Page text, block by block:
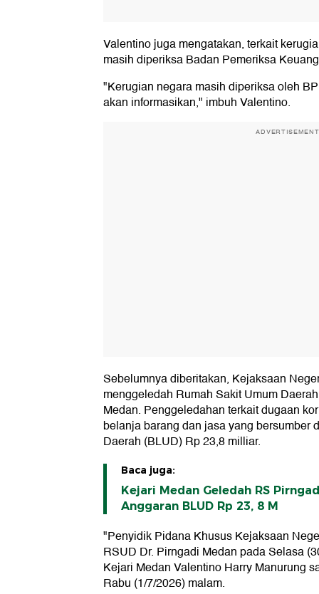
Valentino juga mengatakan, terkait
masih diperiksa Badan Pemeriksa
"Kerugian negara masih diperiksa oleh
akan informasikan," imbuh Valentino.
ADVERTISEMENT
Sebelumnya diberitakan, Kejaksaan
menggeledah Rumah Sakit Umum
Medan. Penggeledahan terkait dugaan
belanja barang dan jasa yang bersumber
Daerah (BLUD) Rp 23,8 milliar.
Baca juga:
Kejari Medan Geledah RS
Anggaran BLUD Rp 23, 8 M
"Penyidik Pidana Khusus Kejaksaan
RSUD Dr. Pirngadi Medan pada Selasa
Kejari Medan Valentino Harry Manurung
Rabu (1/7/2026) malam.